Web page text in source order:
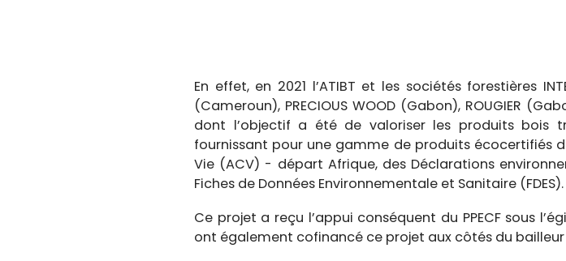
En effet, en 2021 l’ATIBT et les sociétés forestières
(Cameroun), PRECIOUS WOOD (Gabon), ROUGIER
dont l’objectif a été de valoriser les produits bois
fournissant pour une gamme de produits écocertifiés
Vie (ACV) - départ Afrique, des Déclarations
Fiches de Données Environnementale et Sanitaire (FDES).
Ce projet a reçu l’appui conséquent du PPECF sous
ont également cofinancé ce projet aux côtés du